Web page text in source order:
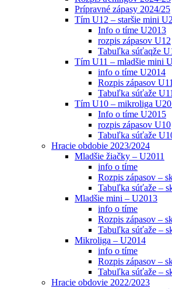
Prípravné zápasy 2024/25
Tím U12 – staršie mini
Info o tíme U2013
rozpis zápasov U12
Tabuľka súťaqže
Tím U11 – mladšie mini
info o tíme U2014
Rozpis zápasov U11
Tabuľka súťaže U11
Tím U10 – mikroliga
Info o tíme U2015
rozpis zápasov U10
Tabuľka súťaže
Hracie obdobie 2023/2024
Mladšie žiačky – U2011
info o tíme
Rozpis zápasov –
Tabuľka súťaže –
Mladšie mini – U2013
info o tíme
Rozpis zápasov –
Tabuľka súťaže –
Mikroliga – U2014
info o tíme
Rozpis zápasov –
Tabuľka súťaže –
Hracie obdovie 2022/2023